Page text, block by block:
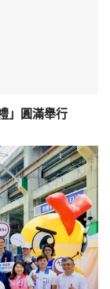
」圓滿舉行